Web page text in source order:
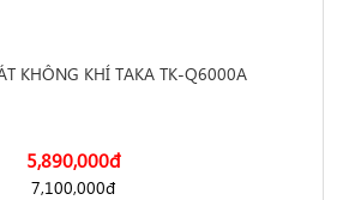
may-lam-mat-khong-khi-taka-tk-
KHÔNG KHÍ TAKA TK-Q6000A
5,890,000đ
7,100,000đ